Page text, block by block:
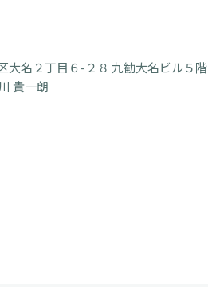
大名２丁目６-２８ 九勧大名ビル５階
貴一朗